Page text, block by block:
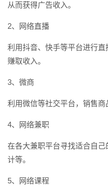
从而获得广告收入。
2、网络直播
利用抖音、快手等平台进行
赚取收入。
3、微商
利用微信等社交平台，销售商
4、网络兼职
在各大兼职平台寻找适合自
计等。
5、网络课程